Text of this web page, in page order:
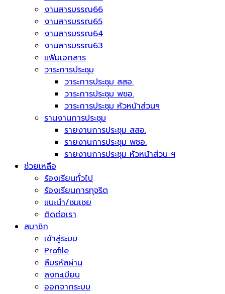
งานสารบรรณ66
งานสารบรรณ65
งานสารบรรณ64
งานสารบรรณ63
แฟ้มเอกสาร
วาระการประชุม
วาระการประชุม สสอ.
วาระการประชุม พชอ.
วาระการประชุม หัวหน้าส่วนฯ
รานงานการประชุม
รายงานการประชุม สสอ.
รายงานการประชุม พชอ.
รายงานการประชุม หัวหน้าส่วน ฯ
ช่วยเหลือ
ร้องเรียนทั่วไป
ร้องเรียนการทุจริต
แนะนำ/ชมเชย
ติดต่อเรา
สมาชิก
เข้าสู่ระบบ
Profile
ลืมรหัสผ่าน
ลงทะเบียน
ออกจากระบบ